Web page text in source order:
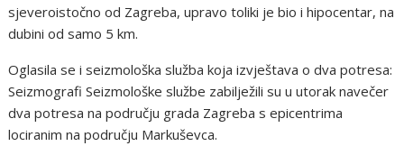
sjeveroistočno od Zagreba, upravo toliki je bio i hipocentar, na
dubini od samo 5 km.
Oglasila se i seizmološka služba koja izvještava o dva potresa:
Seizmografi Seizmološke službe zabilježili su u utorak navečer
dva potresa na području grada Zagreba s epicentrima
lociranim na području Markuševca.